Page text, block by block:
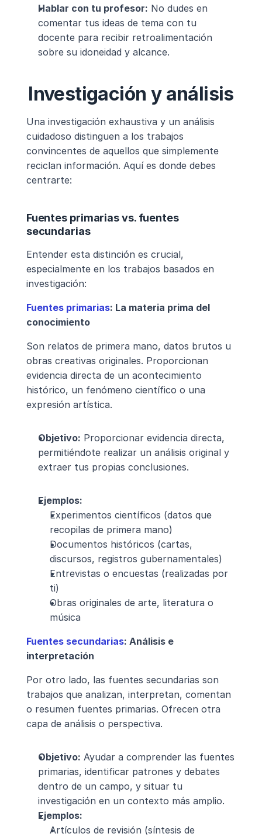
Hablar con tu profesor: No dudes en
comentar tus ideas de tema con tu
docente para recibir retroalimentación
sobre su idoneidad y alcance.
Investigación y análisis
Una investigación exhaustiva y un análisis
cuidadoso distinguen a los trabajos
convincentes de aquellos que simplemente
reciclan información. Aquí es donde debes
centrarte:
Fuentes primarias vs. fuentes
secundarias
Entender esta distinción es crucial,
especialmente en los trabajos basados en
investigación:
Fuentes primarias: La materia prima del
conocimiento
Son relatos de primera mano, datos brutos u
obras creativas originales. Proporcionan
evidencia directa de un acontecimiento
histórico, un fenómeno científico o una
expresión artística.
Objetivo: Proporcionar evidencia directa,
permitiéndote realizar un análisis original y
extraer tus propias conclusiones.
Ejemplos:
Experimentos científicos (datos que
recopilas de primera mano)
Documentos históricos (cartas,
discursos, registros gubernamentales)
Entrevistas o encuestas (realizadas por
ti)
Obras originales de arte, literatura o
música
Fuentes secundarias: Análisis e
interpretación
Por otro lado, las fuentes secundarias son
trabajos que analizan, interpretan, comentan
o resumen fuentes primarias. Ofrecen otra
capa de análisis o perspectiva.
Objetivo: Ayudar a comprender las fuentes
primarias, identificar patrones y debates
dentro de un campo, y situar tu
investigación en un contexto más amplio.
Ejemplos:
Artículos de revisión (síntesis de